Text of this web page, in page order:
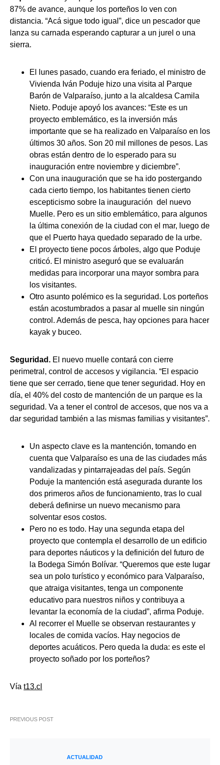
87% de avance, aunque los porteños lo ven con
distancia. “Acá sigue todo igual”, dice un pescador que
lanza su carnada esperando capturar a un jurel o una
sierra.
El lunes pasado, cuando era feriado, el ministro de
Vivienda Iván Poduje hizo una visita al Parque
Barón de Valparaíso, junto a la alcaldesa Camila
Nieto. Poduje apoyó los avances: “Este es un
proyecto emblemático, es la inversión más
importante que se ha realizado en Valparaíso en los
últimos 30 años. Son 20 mil millones de pesos. Las
obras están dentro de lo esperado para su
inauguración entre noviembre y diciembre”.
Con una inauguración que se ha ido postergando
cada cierto tiempo, los habitantes tienen cierto
escepticismo sobre la inauguración del nuevo
Muelle. Pero es un sitio emblemático, para algunos
la última conexión de la ciudad con el mar, luego de
que el Puerto haya quedado separado de la urbe.
El proyecto tiene pocos árboles, algo que Poduje
criticó. El ministro aseguró que se evaluarán
medidas para incorporar una mayor sombra para
los visitantes.
Otro asunto polémico es la seguridad. Los porteños
están acostumbrados a pasar al muelle sin ningún
control. Además de pesca, hay opciones para hacer
kayak y buceo.
Seguridad. El nuevo muelle contará con cierre
perimetral, control de accesos y vigilancia. “El espacio
tiene que ser cerrado, tiene que tener seguridad. Hoy en
día, el 40% del costo de mantención de un parque es la
seguridad. Va a tener el control de accesos, que nos va a
dar seguridad también a las mismas familias y visitantes”.
Un aspecto clave es la mantención, tomando en
cuenta que Valparaíso es una de las ciudades más
vandalizadas y pintarrajeadas del país. Según
Poduje la mantención está asegurada durante los
dos primeros años de funcionamiento, tras lo cual
deberá definirse un nuevo mecanismo para
solventar esos costos.
Pero no es todo. Hay una segunda etapa del
proyecto que contempla el desarrollo de un edificio
para deportes náuticos y la definición del futuro de
la Bodega Simón Bolívar. “Queremos que este lugar
sea un polo turístico y económico para Valparaíso,
que atraiga visitantes, tenga un componente
educativo para nuestros niños y contribuya a
levantar la economía de la ciudad”, afirma Poduje.
Al recorrer el Muelle se observan restaurantes y
locales de comida vacíos. Hay negocios de
deportes acuáticos. Pero queda la duda: es este el
proyecto soñado por los porteños?
Vía t13.cl
PREVIOUS POST
ACTUALIDAD